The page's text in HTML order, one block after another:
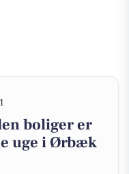
boliger er
uge i Ørbæk